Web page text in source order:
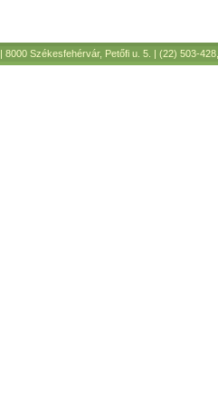
| 8000 Székesfehérvár, Petőfi u. 5. | (22) 503-